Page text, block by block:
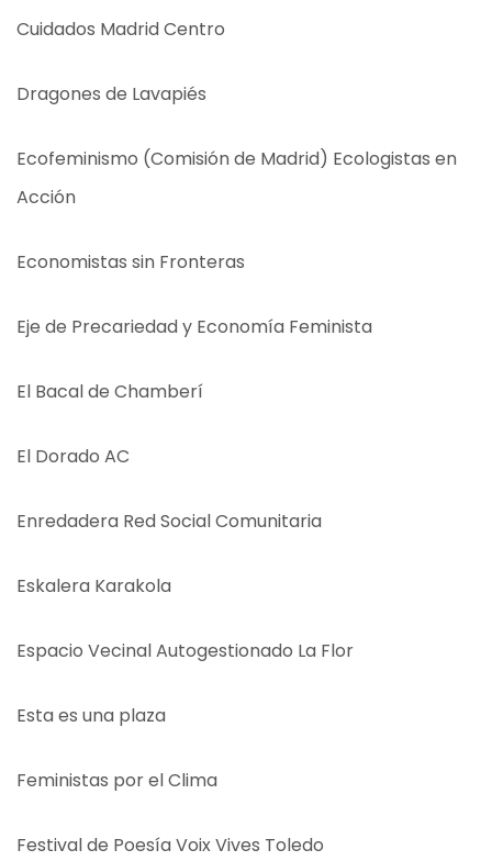
Cuidados Madrid Centro
Dragones de Lavapiés
Ecofeminismo (Comisión de Madrid) Ecologistas en
Acción
Economistas sin Fronteras
Eje de Precariedad y Economía Feminista
El Bacal de Chamberí
El Dorado AC
Enredadera Red Social Comunitaria
Eskalera Karakola
Espacio Vecinal Autogestionado La Flor
Esta es una plaza
Feministas por el Clima
Festival de Poesía Voix Vives Toledo